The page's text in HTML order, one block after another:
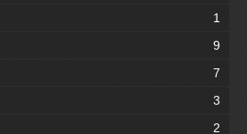
1
9
7
3
2